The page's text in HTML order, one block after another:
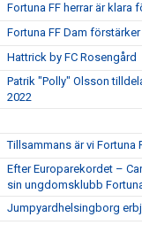
Fortuna FF herrar är klara
Fortuna FF Dam
Hattrick by FC Rosengård
Patrik "Polly" Olsson
2022
Tillsammans är vi Fortuna
Efter Europarekordet –
sin ungdomsklubb
Jumpyardhelsingborg